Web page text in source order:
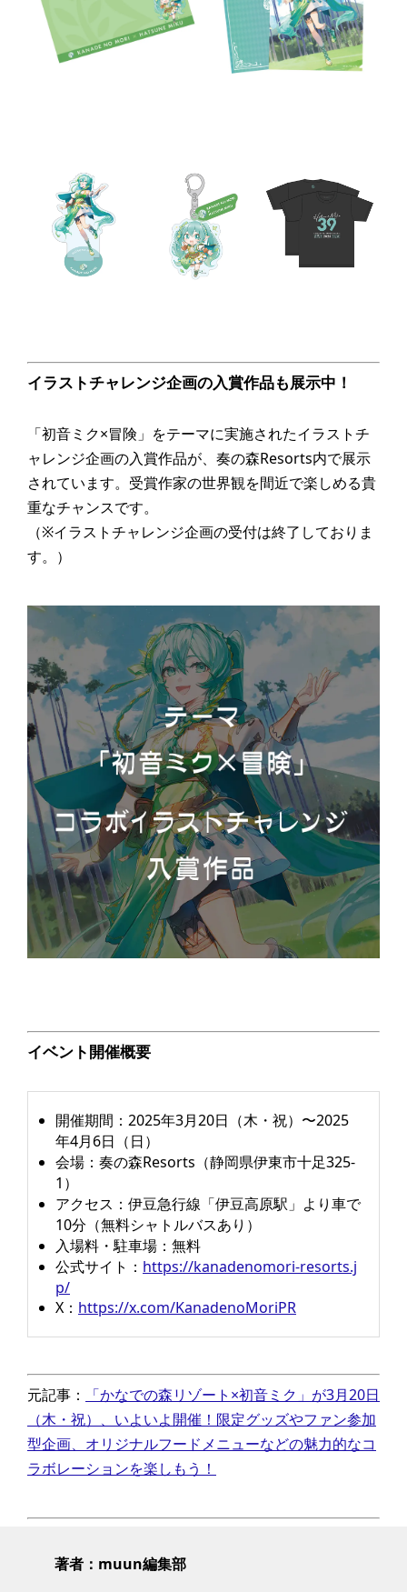
イラストチャレンジ企画の入賞作品も展示中！
「初音ミク×冒険」をテーマに実施されたイラストチ
ャレンジ企画の入賞作品が、奏の森Resorts内で展示
されています。受賞作家の世界観を間近で楽しめる貴
重なチャンスです。
（※イラストチャレンジ企画の受付は終了しておりま
す。）
イベント開催概要
開催期間：2025年3月20日（木・祝）〜2025
年4月6日（日）
会場：奏の森Resorts（静岡県伊東市十足325-
1）
アクセス：伊豆急行線「伊豆高原駅」より車で
10分（無料シャトルバスあり）
入場料・駐車場：無料
公式サイト： https://kanadenomori-resorts.j
p/
X： https://x.com/KanadenoMoriPR
元記事：
「かなでの森リゾート×初音ミク」が3月20日
（木・祝）、いよいよ開催！限定グッズやファン参加
型企画、オリジナルフードメニューなどの魅力的なコ
ラボレーションを楽しもう！
著者：muun編集部